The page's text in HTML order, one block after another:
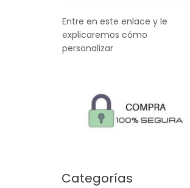
Entre en este enlace y le
explicaremos cómo
personalizar
Categorías